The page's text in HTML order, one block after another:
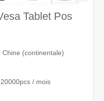
Tablet Pos
Chine (continentale)
20000pcs / mois